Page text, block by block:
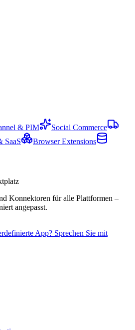
& PIM
Social Commerce
SaaS
Browser Extensions
Konnektoren für alle Plattformen –
angepasst.
App? Sprechen Sie mit